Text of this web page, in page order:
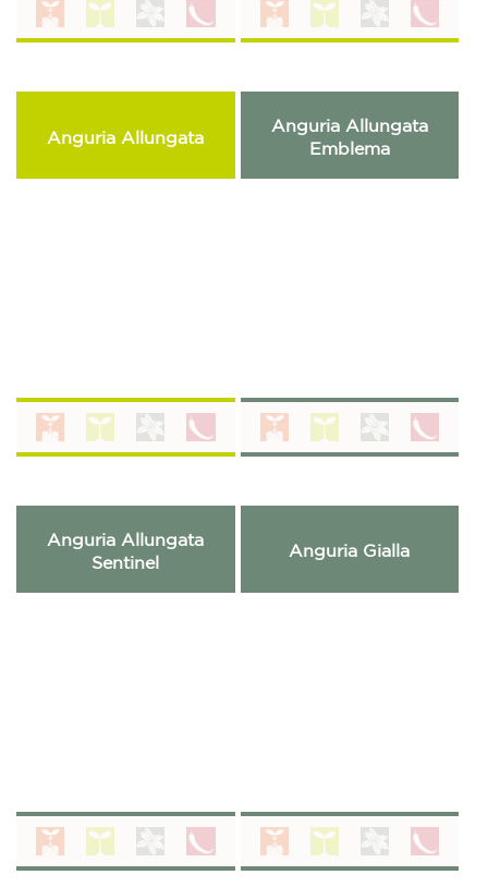
Anguria Allungata
Anguria Allungata
Emblema
Anguria Allungata
Sentinel
Anguria Gialla